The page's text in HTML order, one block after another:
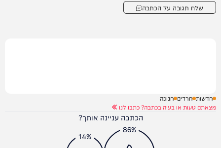
שלח תגובה על הכתבה
חדשות חרדים חנוכה
מצאתם טעות או בעיה בכתבה? כתבו לנו
הכתבה עניינה אותך?
86%
14%